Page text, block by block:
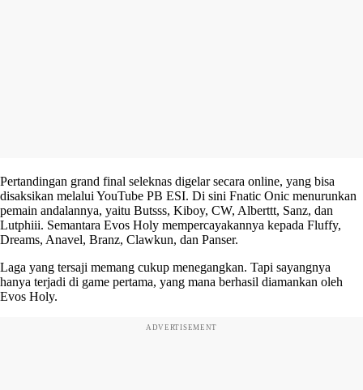
Pertandingan grand final seleknas digelar secara online, yang bisa
disaksikan melalui YouTube PB ESI. Di sini Fnatic Onic menurunkan
pemain andalannya, yaitu Butsss, Kiboy, CW, Alberttt, Sanz, dan
Lutphiii. Semantara Evos Holy mempercayakannya kepada Fluffy,
Dreams, Anavel, Branz, Clawkun, dan Panser.
Laga yang tersaji memang cukup menegangkan. Tapi sayangnya
hanya terjadi di game pertama, yang mana berhasil diamankan oleh
Evos Holy.
ADVERTISEMENT